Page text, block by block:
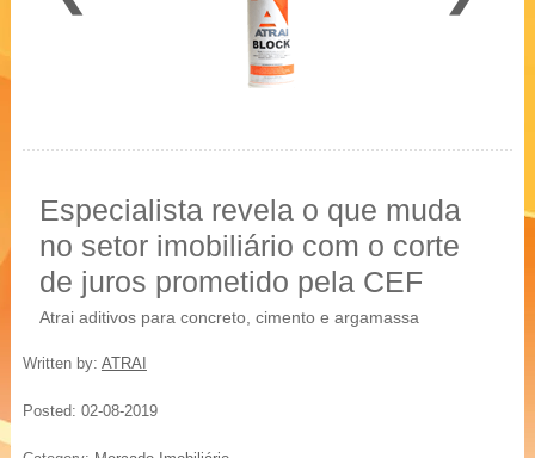
Especialista revela o que muda
no setor imobiliário com o corte
de juros prometido pela CEF
Atrai aditivos para concreto, cimento e argamassa
Written by: ATRAI
Posted: 02-08-2019